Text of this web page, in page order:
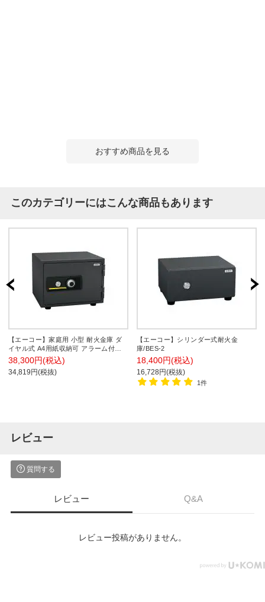
おすすめ商品を見る
このカテゴリーにはこんな商品もあります
【エーコー】家庭用 小型 耐火金庫 ダ
イヤル式 A4用紙収納可 アラーム付
き/BSS-A
38,300円(税込)
34,819円(税抜)
【エーコー】シリンダー式耐火金
庫/BES-2
18,400円(税込)
16,728円(税抜)
1件
レビュー
質問する
レビュー Q&A
レビュー投稿がありません。